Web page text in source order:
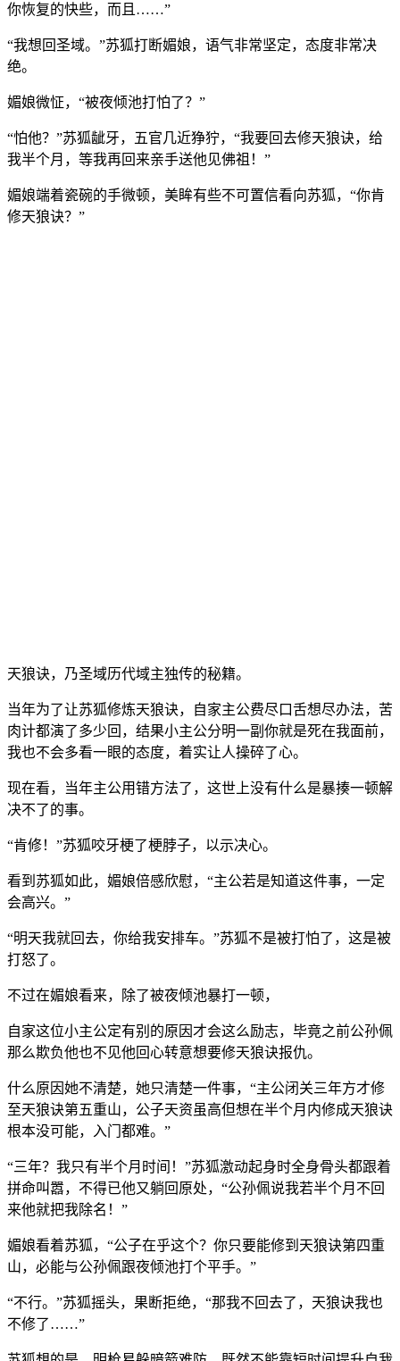
你恢复的快些，而且……”
“我想回圣域。”苏狐打断媚娘，语气非常坚定，态度非常决
绝。
媚娘微怔，“被夜倾池打怕了？”
“怕他？”苏狐龇牙，五官几近狰狞，“我要回去修天狼诀，给
我半个月，等我再回来亲手送他见佛祖！”
媚娘端着瓷碗的手微顿，美眸有些不可置信看向苏狐，“你肯
修天狼诀？”
天狼诀，乃圣域历代域主独传的秘籍。
当年为了让苏狐修炼天狼诀，自家主公费尽口舌想尽办法，苦
肉计都演了多少回，结果小主公分明一副你就是死在我面前，
我也不会多看一眼的态度，着实让人操碎了心。
现在看，当年主公用错方法了，这世上没有什么是暴揍一顿解
决不了的事。
“肯修！”苏狐咬牙梗了梗脖子，以示决心。
看到苏狐如此，媚娘倍感欣慰，“主公若是知道这件事，一定
会高兴。”
“明天我就回去，你给我安排车。”苏狐不是被打怕了，这是被
打怒了。
不过在媚娘看来，除了被夜倾池暴打一顿，
自家这位小主公定有别的原因才会这么励志，毕竟之前公孙佩
那么欺负他也不见他回心转意想要修天狼诀报仇。
什么原因她不清楚，她只清楚一件事，“主公闭关三年方才修
至天狼诀第五重山，公子天资虽高但想在半个月内修成天狼诀
根本没可能，入门都难。”
“三年？我只有半个月时间！”苏狐激动起身时全身骨头都跟着
拼命叫嚣，不得已他又躺回原处，“公孙佩说我若半个月不回
来他就把我除名！”
媚娘看着苏狐，“公子在乎这个？你只要能修到天狼诀第四重
山，必能与公孙佩跟夜倾池打个平手。”
“不行。”苏狐摇头，果断拒绝，“那我不回去了，天狼诀我也
不修了……”